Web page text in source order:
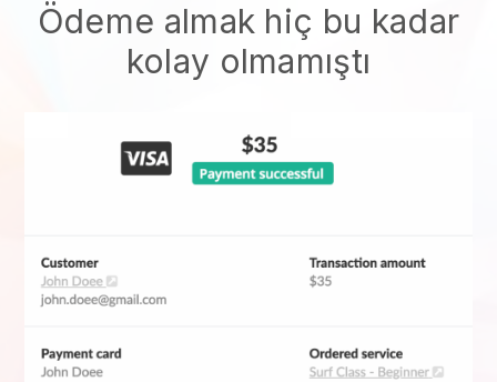
Ödeme almak hiç bu kadar
kolay olmamıştı